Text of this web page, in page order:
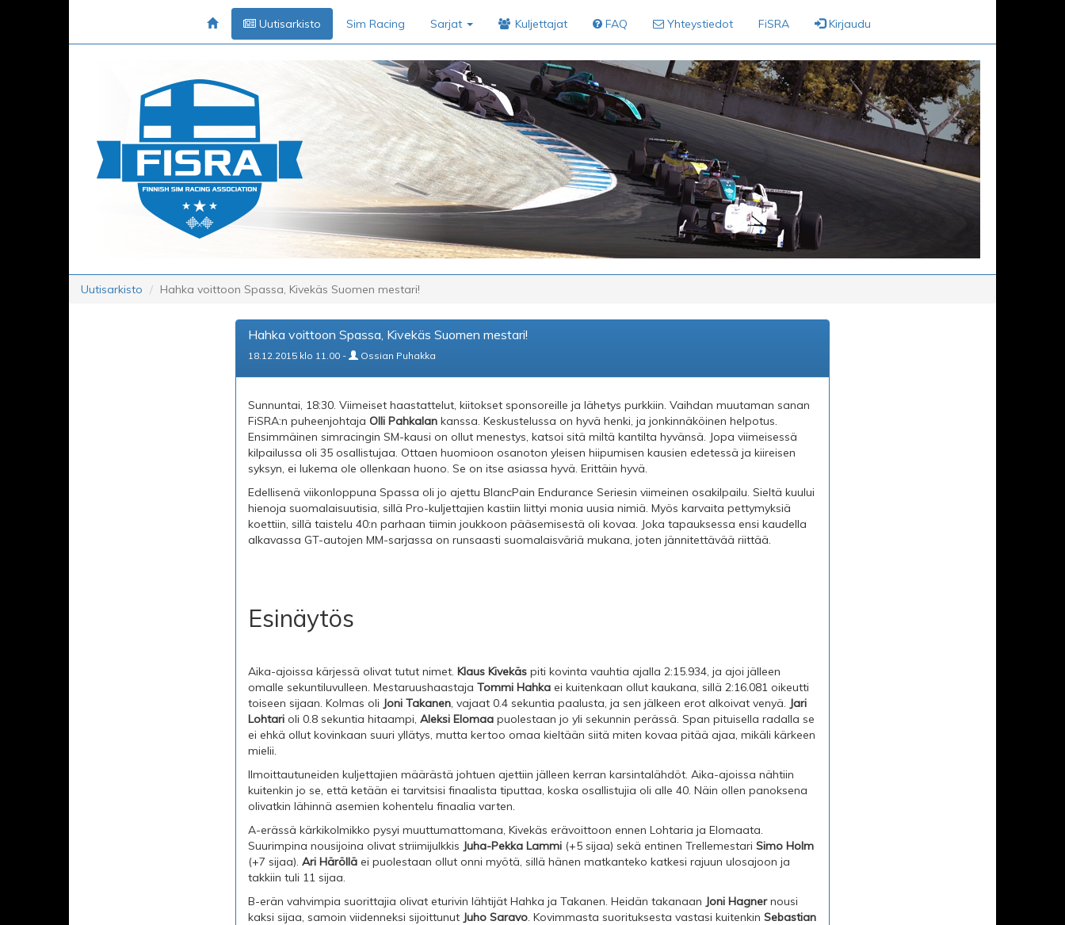
Uutisarkisto Sim Racing Sarjat Kuljettajat FAQ Yhteystiedot FiSRA Kirjaudu
Uutisarkisto Hahka voittoon Spassa, Kivekäs Suomen mestari!
Hahka voittoon Spassa, Kivekäs Suomen mestari!
18.12.2015 klo 11.00 - Ossian Puhakka
Sunnuntai, 18:30. Viimeiset haastattelut, kiitokset sponsoreille ja lähetys purkkiin. Vaihdan muutaman sanan
FiSRA:n puheenjohtaja Olli Pahkalan kanssa. Keskustelussa on hyvä henki, ja jonkinnäköinen helpotus.
Ensimmäinen simracingin SM-kausi on ollut menestys, katsoi sitä miltä kantilta hyvänsä. Jopa viimeisessä
kilpailussa oli 35 osallistujaa. Ottaen huomioon osanoton yleisen hiipumisen kausien edetessä ja kiireisen
syksyn, ei lukema ole ollenkaan huono. Se on itse asiassa hyvä. Erittäin hyvä.
Edellisenä viikonloppuna Spassa oli jo ajettu BlancPain Endurance Seriesin viimeinen osakilpailu. Sieltä kuului
hienoja suomalaisuutisia, sillä Pro-kuljettajien kastiin liittyi monia uusia nimiä. Myös karvaita pettymyksiä
koettiin, sillä taistelu 40:n parhaan tiimin joukkoon pääsemisestä oli kovaa. Joka tapauksessa ensi kaudella
alkavassa GT-autojen MM-sarjassa on runsaasti suomalaisväriä mukana, joten jännitettävää riittää.
Esinäytös
Aika-ajoissa kärjessä olivat tutut nimet. Klaus Kivekäs piti kovinta vauhtia ajalla 2:15.934, ja ajoi jälleen
omalle sekuntiluvulleen. Mestaruushaastaja Tommi Hahka ei kuitenkaan ollut kaukana, sillä 2:16.081 oikeutti
toiseen sijaan. Kolmas oli Joni Takanen, vajaat 0.4 sekuntia paalusta, ja sen jälkeen erot alkoivat venyä. Jari
Lohtari oli 0.8 sekuntia hitaampi, Aleksi Elomaa puolestaan jo yli sekunnin perässä. Span pituisella radalla se
ei ehkä ollut kovinkaan suuri yllätys, mutta kertoo omaa kieltään siitä miten kovaa pitää ajaa, mikäli kärkeen
mielii.
Ilmoittautuneiden kuljettajien määrästä johtuen ajettiin jälleen kerran karsintalähdöt. Aika-ajoissa nähtiin
kuitenkin jo se, että ketään ei tarvitsisi finaalista tiputtaa, koska osallistujia oli alle 40. Näin ollen panoksena
olivatkin lähinnä asemien kohentelu finaalia varten.
A-erässä kärkikolmikko pysyi muuttumattomana, Kivekäs erävoittoon ennen Lohtaria ja Elomaata.
Suurimpina nousijoina olivat striimijulkkis Juha-Pekka Lammi (+5 sijaa) sekä entinen Trellemestari Simo Holm
(+7 sijaa). Ari Häröllä ei puolestaan ollut onni myötä, sillä hänen matkanteko katkesi rajuun ulosajoon ja
takkiin tuli 11 sijaa.
B-erän vahvimpia suorittajia olivat eturivin lähtijät Hahka ja Takanen. Heidän takanaan Joni Hagnernousi
kaksi sijaa, samoin viidenneksi sijoittunut Juho Saravo. Kovimmasta suorituksesta vastasi kuitenkin Sebastian